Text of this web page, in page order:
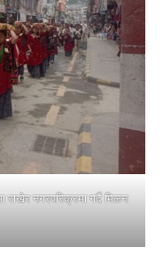
राखेर नगरपरिक्रमा गर्दै मिलन